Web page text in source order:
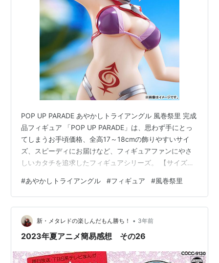
POP UP PARADE あやかしトライアングル 風巻祭里 完成
品フィギュア 「POP UP PARADE」は、思わず手にとっ
てしまうお手頃価格、全高17～18cmの飾りやすいサイ
ズ、スピーディにお届けなど、フィギュアファンにやさ
しいカタチを追求したフィギュアシリーズ。 【サイズ】
定 👇 予約・購入はこちらから 👇 ランキング参加中ドー
ル・人形・フィギュア ランキング参加中はてなブログ同
盟！初心者歓迎・なんでもOK！日記・雑記10・20・
30・40・50・60代 にほんブログ村
#あやかしトライアングル #フィギュア #風巻祭里
新・メタレドの楽しんだもん勝ち！ • 3年前
2023年夏アニメ簡易感想 その26